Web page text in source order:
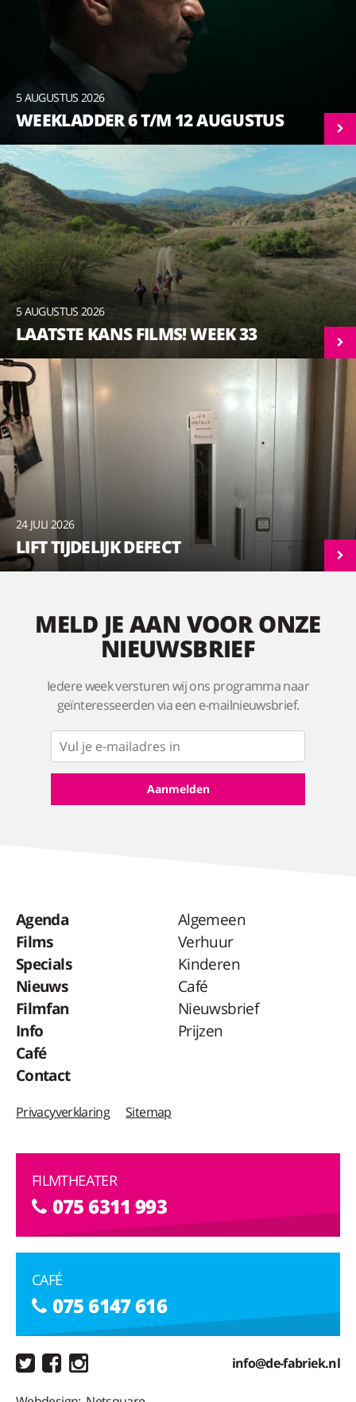
5 AUGUSTUS 2026
WEEKLADDER 6 T/M 12 AUGUSTUS
5 AUGUSTUS 2026
LAATSTE KANS FILMS! WEEK 33
24 JULI 2026
LIFT TIJDELIJK DEFECT
MELD JE AAN VOOR ONZE
NIEUWSBRIEF
Iedere week versturen wij ons programma naar
geïnteresseerden via een e-mailnieuwsbrief.
Agenda
Films
Specials
Nieuws
Filmfan
Info
Café
Contact
Algemeen
Verhuur
Kinderen
Café
Nieuwsbrief
Prijzen
Privacyverklaring Sitemap
FILMTHEATER
075 6311 993
CAFÉ
075 6147 616
info@de-fabriek.nl